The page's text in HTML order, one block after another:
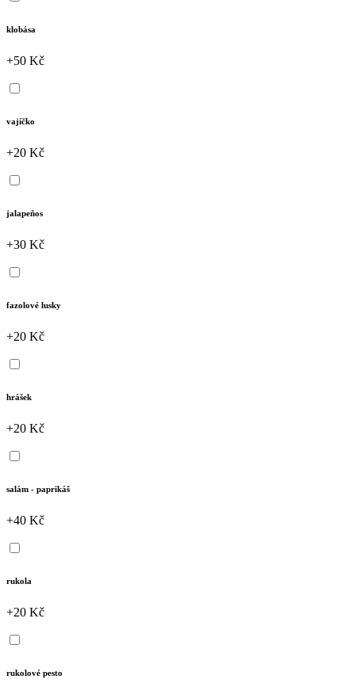
klobása
+50 Kč
vajíčko
+20 Kč
jalapeňos
+30 Kč
fazolové lusky
+20 Kč
hrášek
+20 Kč
salám - paprikáš
+40 Kč
rukola
+20 Kč
rukolové pesto